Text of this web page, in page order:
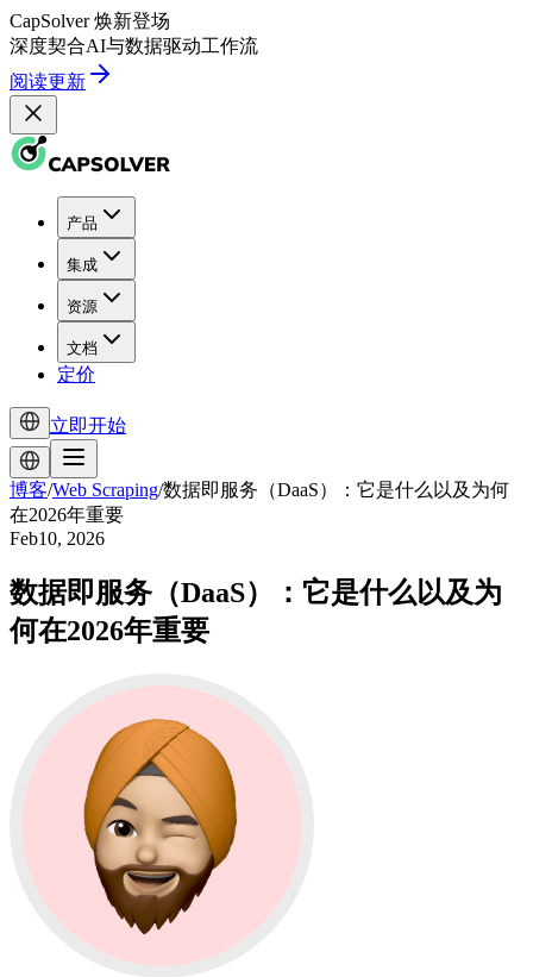
CapSolver 焕新登场
深度契合AI与数据驱动工作流
阅读更新
产品
集成
资源
文档
定价
立即开始
博客/Web Scraping/数据即服务（DaaS）：它是什么以及为何
在2026年重要
Feb10, 2026
数据即服务（DaaS）：它是什么以及为
何在2026年重要